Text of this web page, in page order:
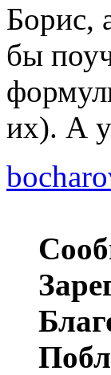
Борис,
бы
их). А у